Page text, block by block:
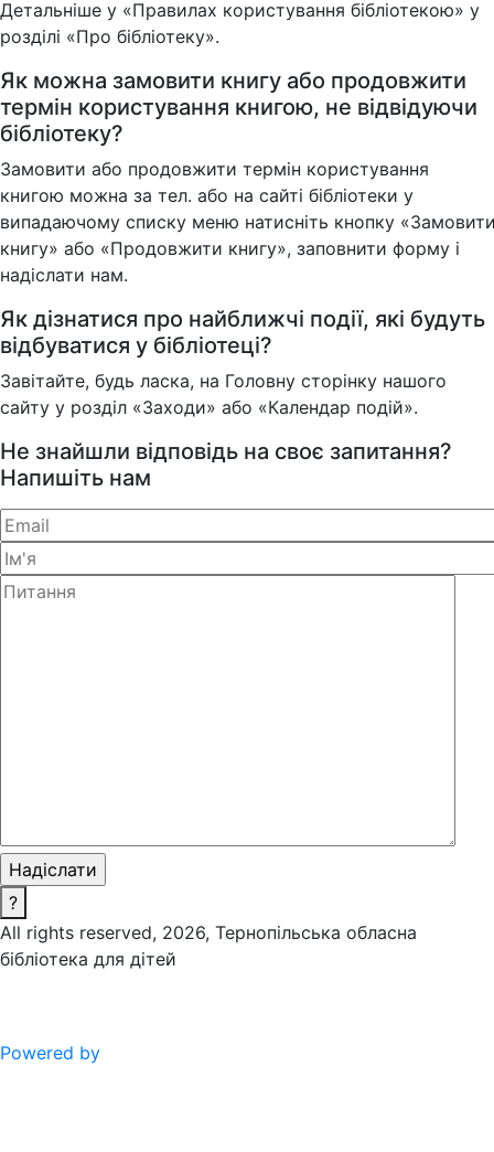
Детальніше у «Правилах користування бібліотекою» у
розділі «Про бібліотеку».
Як можна замовити книгу або продовжити
термін користування книгою, не відвідуючи
бібліотеку?
Замовити або продовжити термін користування
книгою можна за тел. або на сайті бібліотеки у
випадаючому списку меню натисніть кнопку
книгу» або «Продовжити книгу», заповнити форму і
надіслати нам.
Як дізнатися про найближчі події, які будуть
відбуватися у бібліотеці?
Завітайте, будь ласка, на Головну сторінку нашого
сайту у розділ «Заходи» або «Календар подій».
Не знайшли відповідь на своє запитання?
Напишіть нам
?
All rights reserved, 2026, Тернопільська обласна
бібліотека для дітей
Powered by